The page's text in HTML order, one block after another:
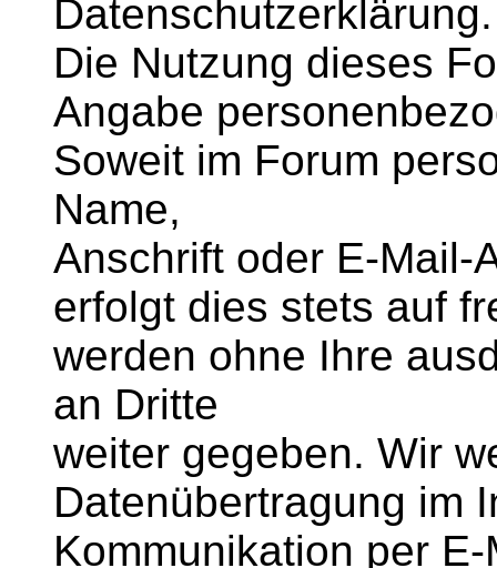
Datenschutzerklärung.
Die Nutzung dieses
Angabe
Soweit im Forum
Name,
Anschrift oder E-Mail-
erfolgt dies stets auf
werden ohne Ihre
an Dritte
weiter gegeben. Wir
Datenübertragung im
Kommunikation per